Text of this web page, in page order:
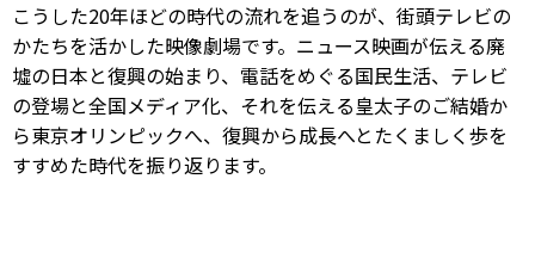
こうした20年ほどの時代の流れを追うのが、街頭テレビの
かたちを活かした映像劇場です。ニュース映画が伝える廃
墟の日本と復興の始まり、電話をめぐる国民生活、テレビ
の登場と全国メディア化、それを伝える皇太子のご結婚か
ら東京オリンピックへ、復興から成長へとたくましく歩を
すすめた時代を振り返ります。